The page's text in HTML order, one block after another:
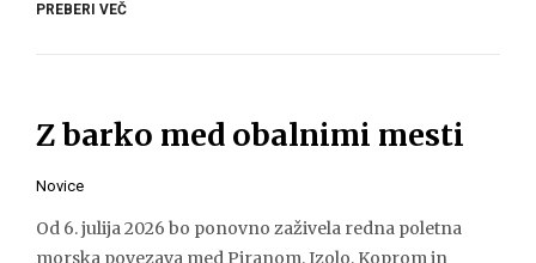
PREBERI VEČ
Z barko med obalnimi mesti
Novice
Od 6. julija 2026 bo ponovno zaživela redna poletna
morska povezava med Piranom, Izolo, Koprom in